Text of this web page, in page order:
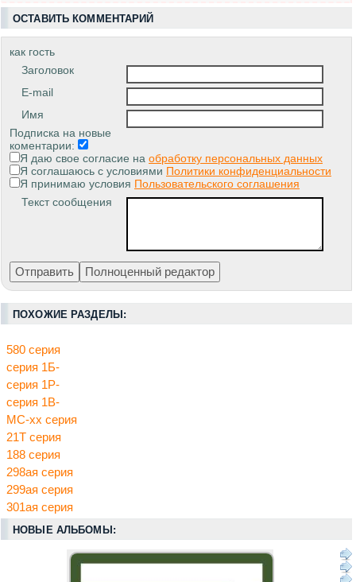
ОСТАВИТЬ КОММЕНТАРИЙ
как гость
Заголовок
E-mail
Имя
Подписка на новые
коментарии:
Я даю свое согласие на обработку персональных данных
Я соглашаюсь с условиями Политики конфиденциальности
Я принимаю условия Пользовательского соглашения
Текст сообщения
ПОХОЖИЕ РАЗДЕЛЫ:
580 серия
серия 1Б-
серия 1Р-
серия 1В-
МС-хх серия
21Т серия
188 серия
298ая серия
299ая серия
301ая серия
НОВЫЕ АЛЬБОМЫ: